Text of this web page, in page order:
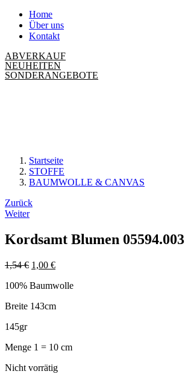
Home
Über uns
Kontakt
ABVERKAUF
NEUHEITEN
SONDERANGEBOTE
Startseite
STOFFE
BAUMWOLLE & CANVAS
Beitrags-
Navigation
Zurück
Weiter
Kordsamt Blumen 05594.003
1,54€ 1,00 €
100% Baumwolle
Breite 143cm
145gr
Menge 1 = 10 cm
Nicht vorrätig